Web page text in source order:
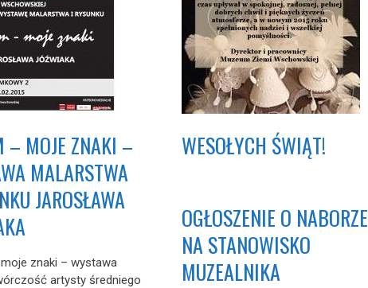
– MOJE ZNAKI –
MALARSTWA
JAROSŁAWA
znaki – wystawa
artysty średniego
WESOŁYCH ŚWIĄT!
OGŁOSZENIE O NABORZE
NA STANOWISKO
MUZEALNIKA